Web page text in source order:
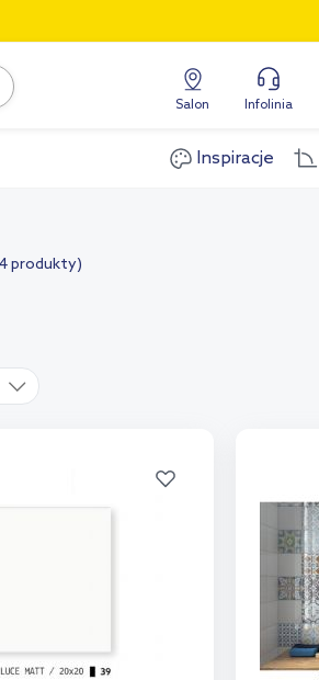
Salon Infolinia
Inspiracje
produkty)